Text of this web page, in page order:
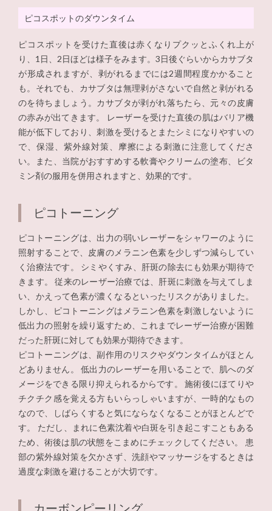
ピコスポットのダウンタイム
ピコスポットを受けた直後は赤くなりプクッとふくれ上が
り、1日、2日ほどは様子をみます。3日後ぐらいからカサブタ
が形成されますが、剥がれるまでには2週間程度かかること
も。それでも、カサブタは無理剥がさないで自然と剥がれる
のを待ちましょう。カサブタが剥がれ落ちたら、元々の皮膚
の赤みが出てきます。 レーザーを受けた直後の肌はバリア機
能が低下しており、刺激を受けるとまたシミになりやすいの
で、保湿、紫外線対策、摩擦による刺激に注意してくださ
い。また、当院がおすすめする軟膏やクリームの塗布、ビタ
ミン剤の服用を併用されますと、効果的です。
ピコトーニング
ピコトーニングは、出力の弱いレーザーをシャワーのように
照射することで、皮膚のメラニン色素を少しずつ減らしてい
く治療法です。 シミやくすみ、肝斑の除去にも効果が期待で
きます。 従来のレーザー治療では、肝斑に刺激を与えてしま
い、かえって色素が濃くなるといったリスクがありました。
しかし、ピコトーニングはメラニン色素を刺激しないように
低出力の照射を繰り返すため、これまでレーザー治療が困難
だった肝斑に対しても効果が期待できます。
ピコトーニングは、副作用のリスクやダウンタイムがほとん
どありません。 低出力のレーザーを用いることで、肌へのダ
メージをできる限り抑えられるからです。 施術後にほてりや
チクチク感を覚える方もいらっしゃいますが、一時的なもの
なので、しばらくすると気にならなくなることがほとんどで
す。 ただし、まれに色素沈着や白斑を引き起こすこともある
ため、術後は肌の状態をこまめにチェックしてください。 患
部の紫外線対策を欠かさず、洗顔やマッサージをするときは
過度な刺激を避けることが大切です。